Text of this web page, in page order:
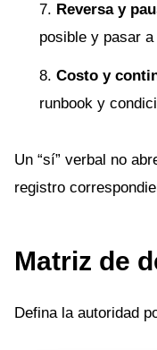
Reversa y
posible y pasar
Costo y
runbook y
Un “sí” verbal no
registro
Matriz de
Defina la autoridad